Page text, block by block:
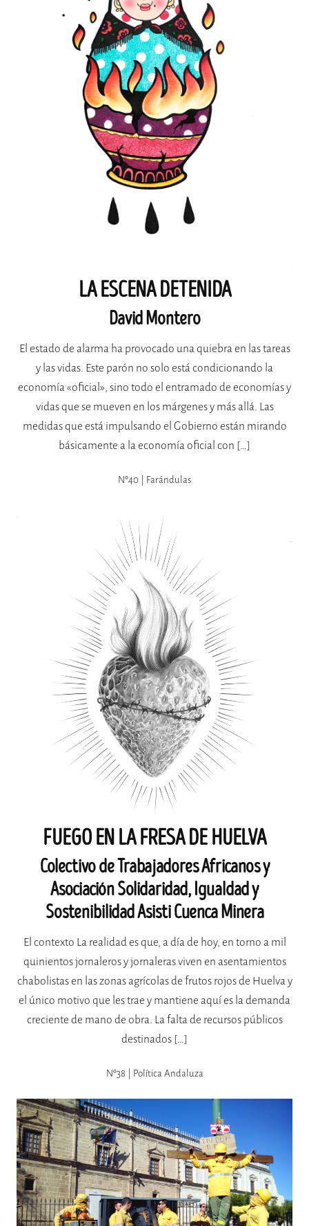
LA ESCENA DETENIDA
David Montero
El estado de alarma ha provocado una quiebra en las tareas
y las vidas. Este parón no solo está condicionando la
economía «oficial», sino todo el entramado de economías y
vidas que se mueven en los márgenes y más allá. Las
medidas que está impulsando el Gobierno están mirando
básicamente a la economía oficial con […]
Nº40 | Farándulas
FUEGO EN LA FRESA DE HUELVA
Colectivo de Trabajadores Africanos y
Asociación Solidaridad, Igualdad y
Sostenibilidad Asisti Cuenca Minera
El contexto La realidad es que, a día de hoy, en torno a mil
quinientos jornaleros y jornaleras viven en asentamientos
chabolistas en las zonas agrícolas de frutos rojos de Huelva y
el único motivo que les trae y mantiene aquí es la demanda
creciente de mano de obra. La falta de recursos públicos
destinados […]
Nº38 | Política Andaluza